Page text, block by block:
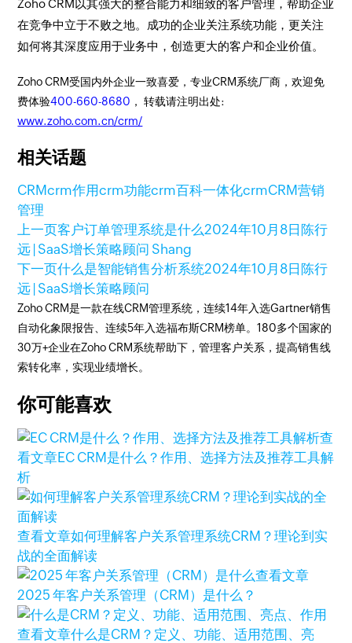
Zoho CRM以其强大的整合能力和细致的客户管理，帮助企业
在竞争中立于不败之地。成功的企业关注系统功能，更关注
如何将其深度应用于业务中，创造更大的客户和企业价值。
Zoho CRM受国内外企业一致喜爱，专业CRM系统厂商，欢迎免
费体验400-660-8680 ， 转载请注明出处:
www.zoho.com.cn/crm/
相关话题
CRMcrm作用crm功能crm百科一体化crmCRM营销
管理
上一页客户订单管理系统是什么2024年10月8日 陈行
远 | SaaS增长策略顾问 Shang
下一页什么是智能销售分析系统2024年10月8日 陈行
远 | SaaS增长策略顾问
Zoho CRM是一款在线CRM管理系统，连续14年入选Gartner销售
自动化象限报告、连续5年入选福布斯CRM榜单。180多个国家的
30万+企业在Zoho CRM系统帮助下，管理客户关系，提高销售线
索转化率，实现业绩增长。
你可能喜欢
查
看文章EC CRM是什么？作用、选择方法及推荐工具解
析
查看文章如何理解客户关系管理系统CRM？理论到实
战的全面解读
查看文章
2025 年客户关系管理（CRM）是什么？
查看文章什么是CRM？定义、功能、适用范围、亮